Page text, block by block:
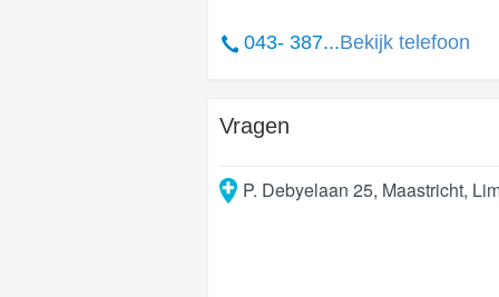
043- 387...Bekijk telefoon
Vragen
P. Debyelaan 25, Maastricht,